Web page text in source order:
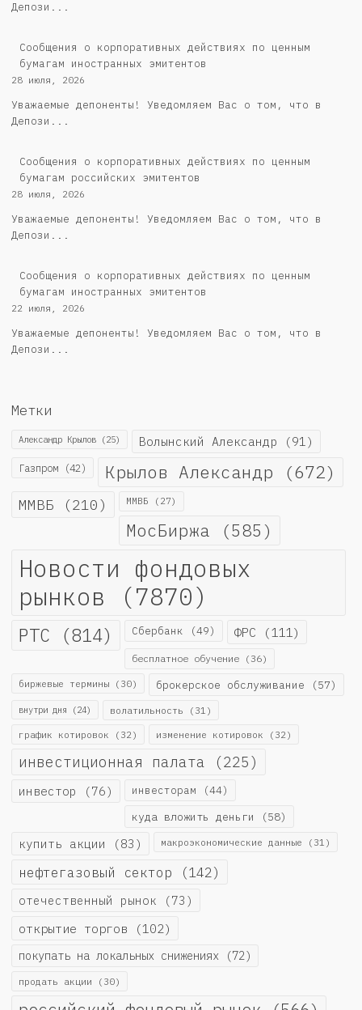
Депози...
Сообщения о корпоративных действиях по ценным
бумагам иностранных эмитентов
28 июля, 2026
Уважаемые депоненты! Уведомляем Вас о том, что в
Депози...
Cообщения о корпоративных действиях по ценным
бумагам российских эмитентов
28 июля, 2026
Уважаемые депоненты! Уведомляем Вас о том, что в
Депози...
Сообщения о корпоративных действиях по ценным
бумагам иностранных эмитентов
22 июля, 2026
Уважаемые депоненты! Уведомляем Вас о том, что в
Депози...
Метки
Александр Крылов (25) Волынский Александр (91)
Газпром (42) Крылов Александр (672)
ММВБ (210) ММВБ (27)
МосБиржа (585)
Новости фондовых
рынков (7870)
РТС (814) Сбербанк (49) ФРС (111)
бесплатное обучение (36)
биржевые термины (30) брокерское обслуживание (57)
внутри дня (24) волатильность (31)
график котировок (32) изменение котировок (32)
инвестиционная палата (225)
инвестор (76) инвесторам (44)
куда вложить деньги (58)
купить акции (83) макроэкономические данные (31)
нефтегазовый сектор (142)
отечественный рынок (73)
открытие торгов (102)
покупать на локальных снижениях (72)
продать акции (30)